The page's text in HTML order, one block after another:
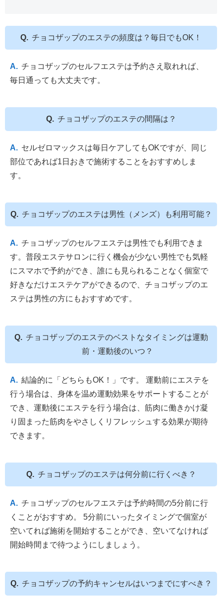
チョコザップのエステの頻度は？毎日でもOK！
チョコザップのセルフエステは予約さえ取れれば、
毎日通っても大丈夫です。
チョコザップのエステの間隔は？
セルゼロマックスは毎日ケアしてもOKですが、同じ
部位であれば1日おきで施術することをおすすめしま
す。
チョコザップのエステは男性（メンズ）も利用可能？
チョコザップのセルフエステは男性でも利用できま
す。普段エステサロンに行く機会が少ない男性でも気軽
にスマホで予約ができ、誰にも見られることなく個室で
好きなだけエステケアができるので、チョコザップのエ
ステは男性の方にもおすすめです。
チョコザップのエステのベストなタイミングは運動
前・運動後のいつ？
結論的に「どちらもOK！」です。 運動前にエステを
行う場合は、身体を温め運動効果をサポートすることが
でき、運動後にエステを行う場合は、筋肉に働きかけ凝
り固まった筋肉をやさしくリフレッシュする効果が期待
できます。
チョコザップのエステは何分前に行くべき？
チョコザップのセルフエステは予約時間の5分前に行
くことがおすすめ。 5分前にいったタイミングで個室が
空いてれば施術を開始することができ、空いてなければ
開始時間まで待つようにしましょう。
チョコザップの予約キャンセルはいつまでにすべき？